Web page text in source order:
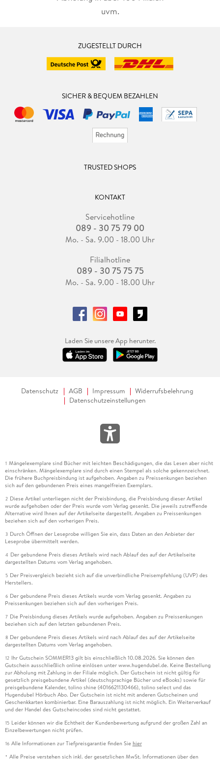
uvm.
ZUGESTELLT DURCH
SICHER & BEQUEM BEZAHLEN
TRUSTED SHOPS
KONTAKT
Servicehotline
089 - 30 75 79 00
Mo. - Sa. 9.00 - 18.00 Uhr
Filialhotline
089 - 30 75 75 75
Mo. - Sa. 9.00 - 18.00 Uhr
Laden Sie unsere App herunter.
Datenschutz AGB Impressum
Widerrufsbelehrung
Datenschutzeinstellungen
1 Mängelexemplare sind Bücher mit leichten Beschädigungen, die das Lesen aber nicht
einschränken. Mängelexemplare sind durch einen Stempel als solche gekennzeichnet.
Die frühere Buchpreisbindung ist aufgehoben. Angaben zu Preissenkungen beziehen
sich auf den gebundenen Preis eines mangelfreien Exemplars.
2 Diese Artikel unterliegen nicht der Preisbindung, die Preisbindung dieser Artikel
wurde aufgehoben oder der Preis wurde vom Verlag gesenkt. Die jeweils zutreffende
Alternative wird Ihnen auf der Artikelseite dargestellt. Angaben zu Preissenkungen
beziehen sich auf den vorherigen Preis.
3 Durch Öffnen der Leseprobe willigen Sie ein, dass Daten an den Anbieter der
Leseprobe übermittelt werden.
4 Der gebundene Preis dieses Artikels wird nach Ablauf des auf der Artikelseite
dargestellten Datums vom Verlag angehoben.
5 Der Preisvergleich bezieht sich auf die unverbindliche Preisempfehlung (UVP) des
Herstellers.
6 Der gebundene Preis dieses Artikels wurde vom Verlag gesenkt. Angaben zu
Preissenkungen beziehen sich auf den vorherigen Preis.
7 Die Preisbindung dieses Artikels wurde aufgehoben. Angaben zu Preissenkungen
beziehen sich auf den letzten gebundenen Preis.
8 Der gebundene Preis dieses Artikels wird nach Ablauf des auf der Artikelseite
dargestellten Datums vom Verlag angehoben.
12 Ihr Gutschein SOMMER13 gilt bis einschließlich 10.08.2026. Sie können den
Gutschein ausschließlich online einlösen unter www.hugendubel.de. Keine Bestellung
zur Abholung mit Zahlung in der Filiale möglich. Der Gutschein ist nicht gültig für
gesetzlich preisgebundene Artikel (deutschsprachige Bücher und eBooks) sowie für
preisgebundene Kalender, tolino shine (4016621130466), tolino select und das
Hugendubel Hörbuch Abo. Der Gutschein ist nicht mit anderen Gutscheinen und
Geschenkkarten kombinierbar. Eine Barauszahlung ist nicht möglich. Ein Weiterverkauf
und der Handel des Gutscheincodes sind nicht gestattet.
15 Leider können wir die Echtheit der Kundenbewertung aufgrund der großen Zahl an
Einzelbewertungen nicht prüfen.
16 Alle Informationen zur Tiefpreisgarantie finden Sie hier
* Alle Preise verstehen sich inkl. der gesetzlichen MwSt. Informationen über den